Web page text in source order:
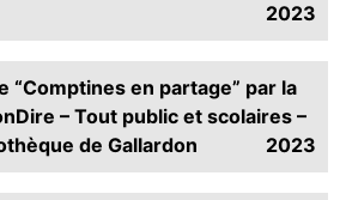
2023
“Comptines en partage” par la
– Tout public et scolaires –
de Gallardon
2023